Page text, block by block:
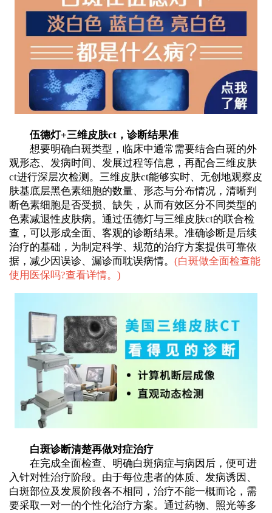
伍德灯+三维皮肤ct，诊断结果准
想要明确白斑类型，临床中通常需要结合白斑的外
观形态、发病时间、发展过程等信息，再配合三维皮肤
ct进行深层次检测。三维皮肤ct能够实时、无创地观察皮
肤基底层黑色素细胞的数量、形态与分布情况，清晰判
断色素细胞是否受损、缺失，从而有效区分不同类型的
色素减退性皮肤病。通过伍德灯与三维皮肤ct的联合检
查，可以形成全面、客观的诊断结果。准确诊断是后续
治疗的基础，为制定科学、规范的治疗方案提供可靠依
据，减少因误诊、漏诊而耽误病情。 (白斑做全面检查能
使用医保吗?查看详情。 )
白斑诊断清楚再做对症治疗
在完成全面检查、明确白斑病症与病因后，便可进
入针对性治疗阶段。由于每位患者的体质、发病诱因、
白斑部位及发展阶段各不相同，治疗不能一概而论，需
要采取一对一的个性化治疗方案。通过药物、照光等多